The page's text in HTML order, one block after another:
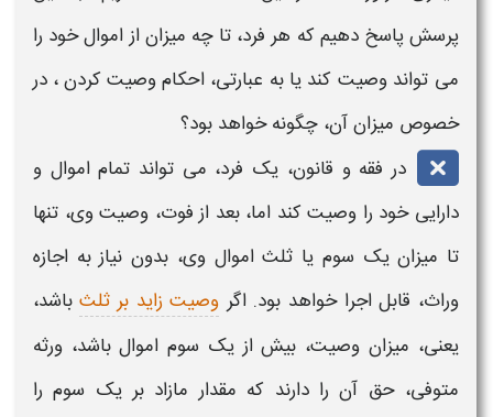
پرسش پاسخ دهیم که هر فرد، تا چه میزان از اموال خود را
می تواند وصیت کند یا به عبارتی، احکاموصیت کردن ، در
خصوص میزان آن، چگونه خواهد بود؟
در فقه و قانون، یک فرد، می تواند تمام اموال و
دارایی خود را وصیت کند اما، بعد از فوت، وصیتوی، تنها
تا میزان یک سوم یا ثلث اموال وی، بدون نیاز به اجازه
وراث، قابل اجرا خواهد بود. اگر وصیت زاید بر ثلث باشد،
یعنی، میزان وصیت، بیش از یک سوم اموال باشد، ورثه
متوفی، حق آن را دارند که مقدار مازاد بر یک سوم را